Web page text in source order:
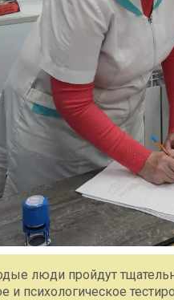
люди пройдут
и психологическое